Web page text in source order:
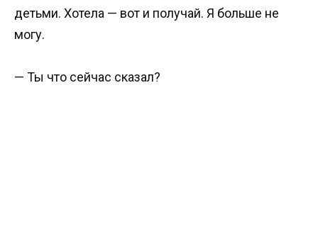
детьми. Хотела — вот и получай. Я больше не
могу.
— Ты что сейчас сказал?